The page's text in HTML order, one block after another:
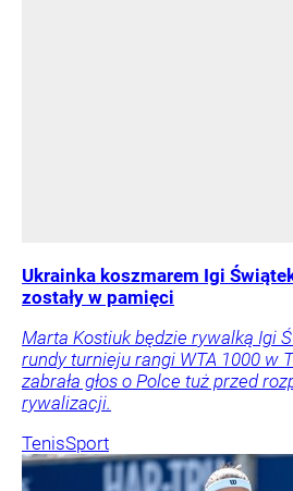
Ukrainka koszmarem Igi
zostały w pamięci
Marta Kostiuk będzie rywalką Igi
rundy turnieju rangi WTA 1000 w
zabrała głos o Polce tuż przed
rywalizacji.
TenisSport